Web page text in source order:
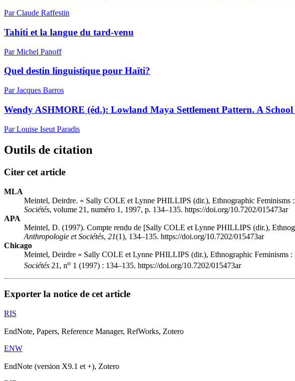
Par Claude Raffestin
Tahiti et la langue du tard-venu
Par Michel Panoff
Quel destin linguistique pour Haïti?
Par Jacques Barros
Wendy ASHMORE (éd.): Lowland Maya Settlement Pattern. A
Par Louise Iseut Paradis
Outils de citation
Citer cet article
MLA
Meintel, Deirdre. « Sally COLE et Lynne PHILLIPS (dir.), Ethnographic
Sociétés, volume 21, numéro 1, 1997, p. 134–135. https://doi.org/10.7202/015473ar
APA
Meintel, D. (1997). Compte rendu de [Sally COLE et Lynne PHILLIPS (dir.),
Anthropologie et Sociétés, 21(1), 134–135. https://doi.org/10.7202/015473ar
Chicago
Meintel, Deirdre « Sally COLE et Lynne PHILLIPS (dir.), Ethnographic Feminisms
Sociétés 21, no 1 (1997) : 134–135. https://doi.org/10.7202/015473ar
Exporter la notice de cet article
RIS
EndNote, Papers, Reference Manager, RefWorks, Zotero
ENW
EndNote (version X9.1 et +), Zotero